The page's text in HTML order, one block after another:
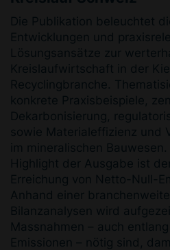
Die Publikation beleuchtet
Entwicklungen und
Lösungsansätze zur
Kreislaufwirtschaft in der
Recyclingbranche.
konkrete Praxisbeispiele,
Dekarbonisierung,
sowie Materialeffizienz und
im mineralischen
Highlight der Ausgabe ist
Erreichung von Netto-Null-
Anhand einer
Bilanzanalysen wird
Massnahmen – auch
Emissionen – nötig sind,